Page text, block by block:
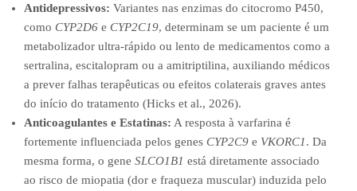
Antidepressivos: Variantes nas enzimas do citocromo P450,
como CYP2D6 e CYP2C19, determinam se um paciente é um
metabolizador ultra-rápido ou lento de medicamentos como a
sertralina, escitalopram ou a amitriptilina, auxiliando médicos
a prever falhas terapêuticas ou efeitos colaterais graves antes
do início do tratamento (Hicks et al., 2026).
Anticoagulantes e Estatinas: A resposta à varfarina é
fortemente influenciada pelos genes CYP2C9 e VKORC1. Da
mesma forma, o gene SLCO1B1 está diretamente associado
ao risco de miopatia (dor e fraqueza muscular) induzida pelo